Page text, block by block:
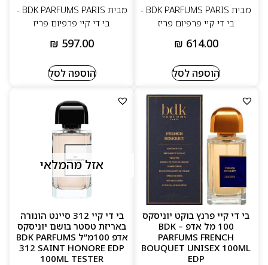
מבית BDK PARFUMS PARIS -
בי די קיי פרפיום פריז
₪ 614.00
הוספה לסל
מבית BDK PARFUMS PARIS -
בי די קיי פרפיום פריז
₪ 597.00
הוספה לסל
בי די קיי פרנץ בוקט יוניסקס
100 מל אדפ – BDK
PARFUMS FRENCH
BOUQUET UNISEX 100ML
EDP
אזל מהמלאי
בי די קיי 312 סיינט הונורה
באריזת טסטר בושם יוניסקס
אדפ 100מ”ל BDK PARFUMS
312 SAINT HONORE EDP
100ML TESTER